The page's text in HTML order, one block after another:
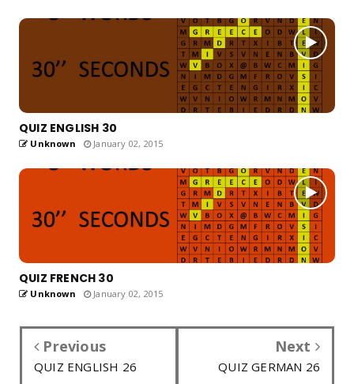
QUIZ ENGLISH 30
Unknown January 02, 2015
QUIZ FRENCH 30
Unknown January 02, 2015
Previous
QUIZ ENGLISH 26
Next
QUIZ GERMAN 26